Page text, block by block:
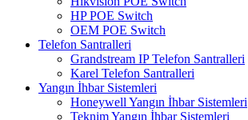
HP POE Switch
OEM POE Switch
Telefon Santralleri
Grandstream IP Telefon Santralleri
Karel Telefon Santralleri
Yangın İhbar Sistemleri
Honeywell Yangın İhbar Sistemleri
Teknim Yangın İhbar Sistemleri